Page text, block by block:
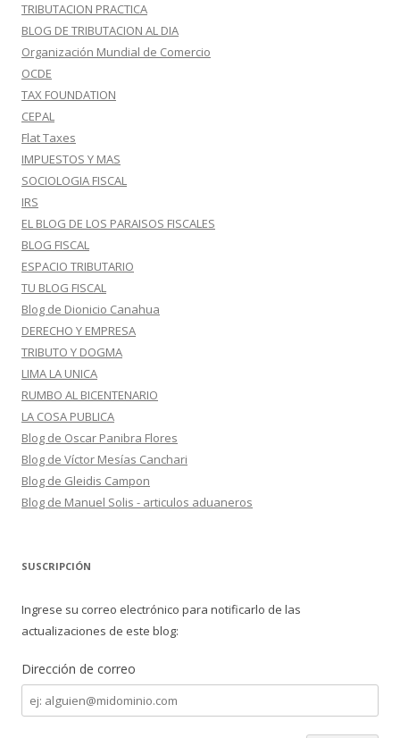
TRIBUTACION PRACTICA
BLOG DE TRIBUTACION AL DIA
Organización Mundial de Comercio
OCDE
TAX FOUNDATION
CEPAL
Flat Taxes
IMPUESTOS Y MAS
SOCIOLOGIA FISCAL
IRS
EL BLOG DE LOS PARAISOS FISCALES
BLOG FISCAL
ESPACIO TRIBUTARIO
TU BLOG FISCAL
Blog de Dionicio Canahua
DERECHO Y EMPRESA
TRIBUTO Y DOGMA
LIMA LA UNICA
RUMBO AL BICENTENARIO
LA COSA PUBLICA
Blog de Oscar Panibra Flores
Blog de Víctor Mesías Canchari
Blog de Gleidis Campon
Blog de Manuel Solis - articulos aduaneros
SUSCRIPCIÓN
Ingrese su correo electrónico para notificarlo de las
actualizaciones de este blog:
Dirección de correo
Dirección
de
correo